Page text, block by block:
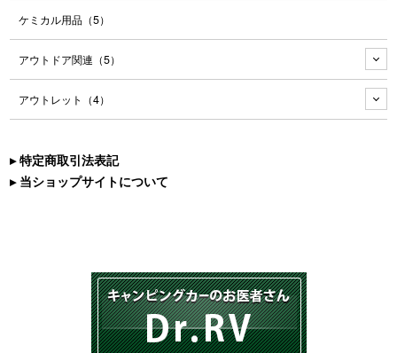
ケミカル用品 （5）
アウトドア関連 （5）
アウトレット （4）
▸ 特定商取引法表記
▸ 当ショップサイトについて